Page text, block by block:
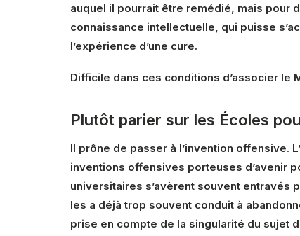
auquel il pourrait être remédié, mais pour
connaissance intellectuelle, qui puisse
l’expérience d’une cure.
Difficile dans ces conditions d’associer le
Plutôt parier sur les Écoles
Il prône de passer à l’invention offensive.
inventions offensives porteuses d’avenir
universitaires s’avèrent souvent entravés
les a déjà trop souvent conduit à
prise en compte de la singularité du sujet